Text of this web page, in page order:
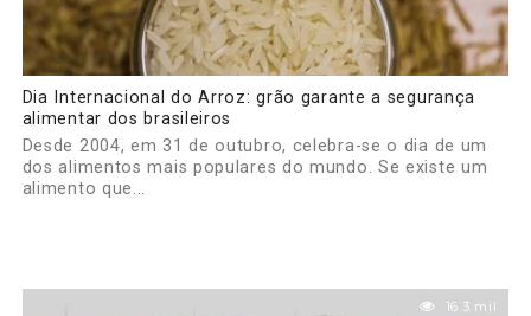
Dia Internacional do Arroz: grão garante a segurança
alimentar dos brasileiros
Desde 2004, em 31 de outubro, celebra-se o dia de um
dos alimentos mais populares do mundo. Se existe um
alimento que...
16.3 mil